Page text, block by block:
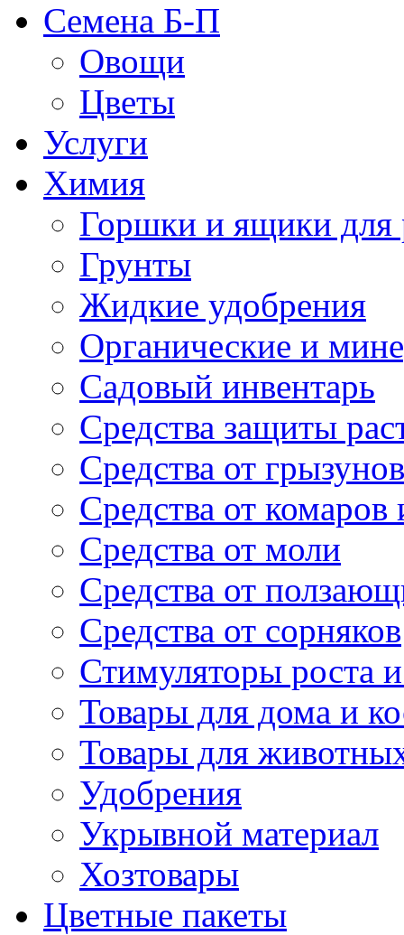
Семена Б-П
Овощи
Цветы
Услуги
Химия
Горшки и ящики для
Грунты
Жидкие удобрения
Органические и
Садовый инвентарь
Средства защиты
Средства от грызунов
Средства от
Средства от моли
Средства от
Средства от сорняков
Стимуляторы роста и
Товары для дома и
Товары для
Удобрения
Укрывной материал
Хозтовары
Цветные пакеты